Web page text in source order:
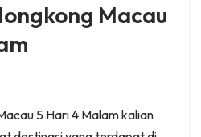
Macau
5 Hari 4 Malam kalian